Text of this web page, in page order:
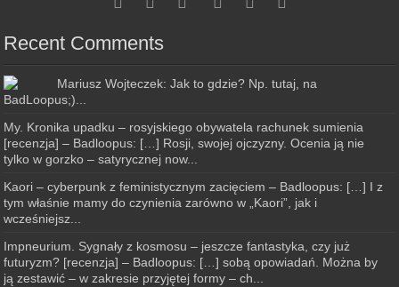
Recent Comments
Mariusz Wojteczek: Jak to gdzie? Np. tutaj, na
BadLoopus;)...
My. Kronika upadku – rosyjskiego obywatela rachunek sumienia
[recenzja] – Badloopus: […] Rosji, swojej ojczyzny. Ocenia ją nie
tylko w gorzko – satyrycznej now...
Kaori – cyberpunk z feministycznym zacięciem – Badloopus: […] I z
tym właśnie mamy do czynienia zarówno w „Kaori”, jak i
wcześniejsz...
Impneurium. Sygnały z kosmosu – jeszcze fantastyka, czy już
futuryzm? [recenzja] – Badloopus: […] sobą opowiadań. Można by
ją zestawić – w zakresie przyjętej formy – ch...